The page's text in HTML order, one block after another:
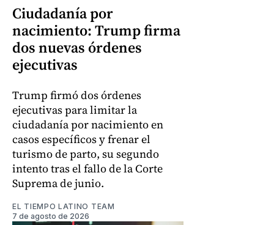
Ciudadanía por
nacimiento: Trump firma
dos nuevas órdenes
ejecutivas
Trump firmó dos órdenes
ejecutivas para limitar la
ciudadanía por nacimiento en
casos específicos y frenar el
turismo de parto, su segundo
intento tras el fallo de la Corte
Suprema de junio.
EL TIEMPO LATINO TEAM
7 de agosto de 2026